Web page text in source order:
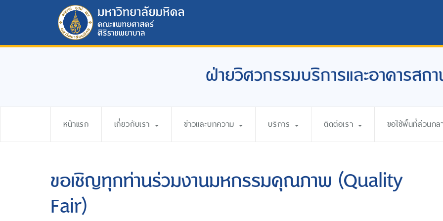
ฝ่ายวิศวกรรมบริการและอาคารสถ
หน้าแรก เกี่ยวกับเรา ข่าวและบทความ บริการ ติดต่อเรา ขอใช้พื้นที่ส่วนกล
ขอเชิญทุกท่านร่วมงานมหกรรมคุณภาพ (Quality
Fair)